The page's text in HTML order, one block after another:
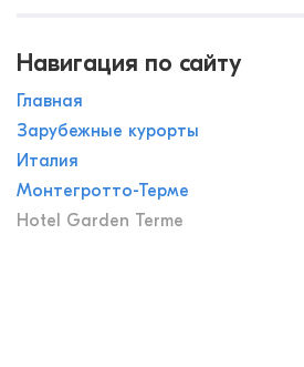
Навигация по сайту
Главная
Зарубежные курорты
Италия
Монтегротто-Терме
Hotel Garden Terme